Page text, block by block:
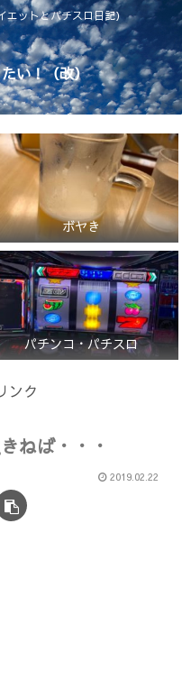
ットとパチスロ日記）
い！（改）
ボヤき
パチンコ・パチスロ
ンク
ねば・・・
2019.02.22